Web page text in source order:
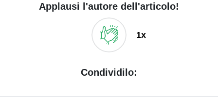
Applausi l'autore dell'articolo!
1x
Condividilo: